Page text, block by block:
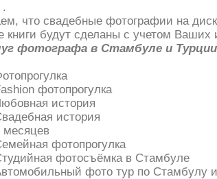
что свадебные фотографии на
книги будут сделаны с учетом
фотографа в Стамбуле и Турции
фотопрогулка
история
история
фотопрогулка
фотосъёмка в Стамбуле
фото тур по Стамбулу и